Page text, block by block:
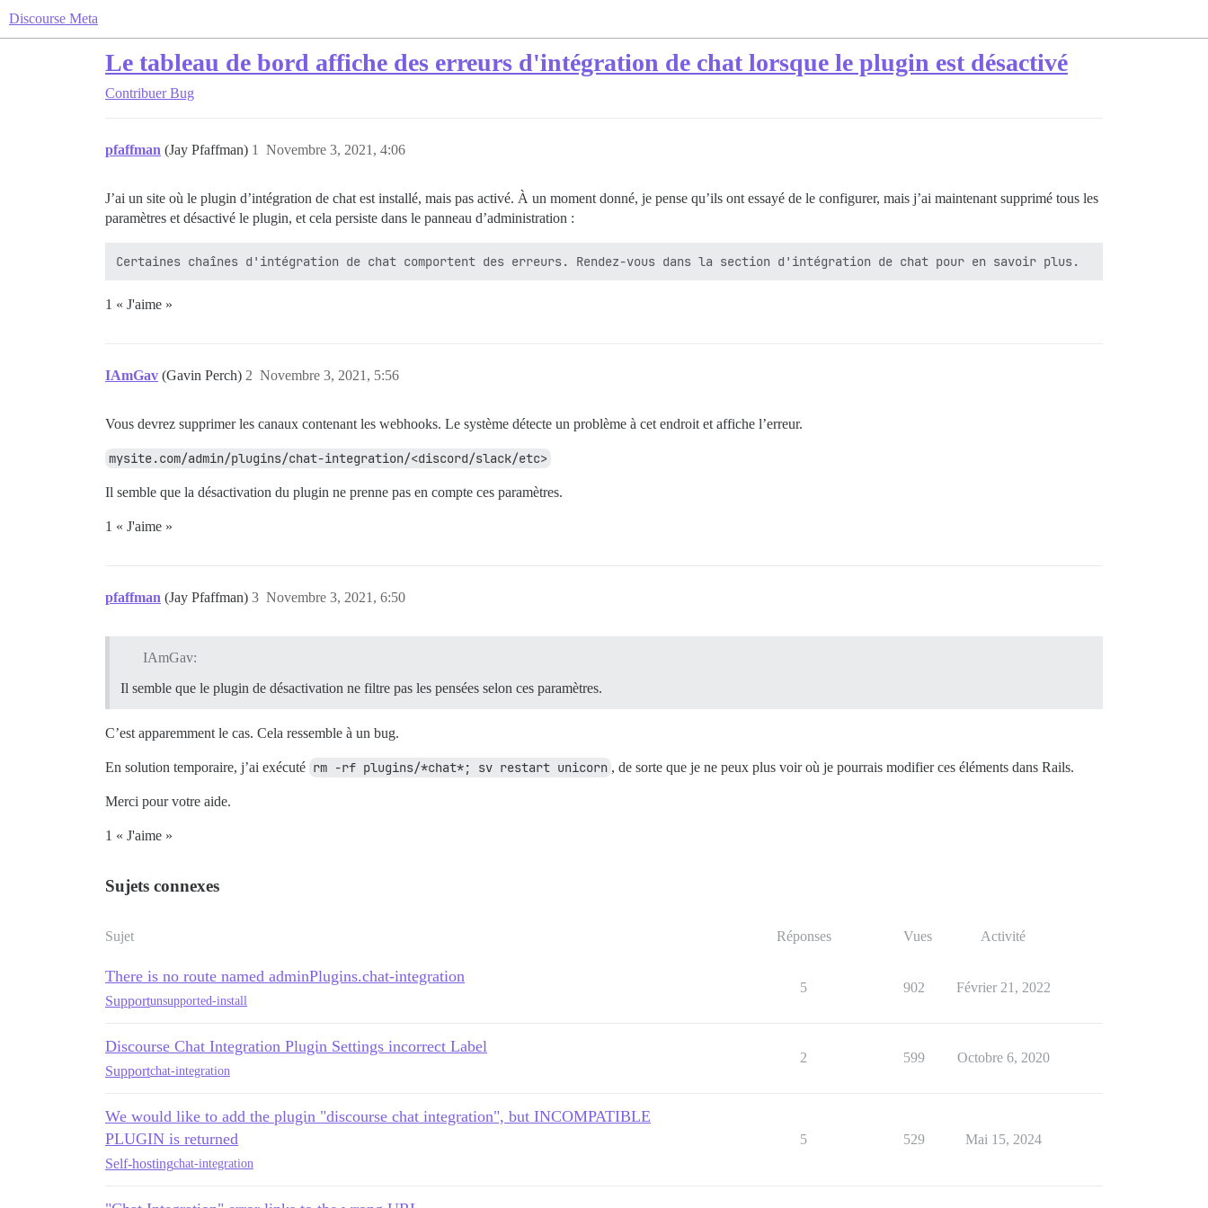
Discourse Meta
Le tableau de bord affiche des erreurs d'intégration de chat lorsque le plugin est désactivé
Contribuer Bug
pfaffman (Jay Pfaffman) Novembre 3, 2021, 4:06
1
J’ai un site où le plugin d’intégration de chat est installé, mais pas activé. À un moment donné, je pense qu’ils ont essayé de le configurer, mais j’ai maintenant supprimé tous les
paramètres et désactivé le plugin, et cela persiste dans le panneau d’administration :
1 « J'aime »
IAmGav (Gavin Perch) Novembre 3, 2021, 5:56
2
Vous devrez supprimer les canaux contenant les webhooks. Le système détecte un problème à cet endroit et affiche l’erreur.
mysite.com/admin/plugins/chat-integration/<discord/slack/etc>
Il semble que la désactivation du plugin ne prenne pas en compte ces paramètres.
1 « J'aime »
pfaffman (Jay Pfaffman) Novembre 3, 2021, 6:50
3
IAmGav:
Il semble que le plugin de désactivation ne filtre pas les pensées selon ces paramètres.
C’est apparemment le cas. Cela ressemble à un bug.
En solution temporaire, j’ai exécuté rm -rf plugins/*chat*; sv restart unicorn , de sorte que je ne peux plus voir où je pourrais modifier ces éléments dans Rails.
Merci pour votre aide.
1 « J'aime »
Sujets connexes
Sujet Réponses Vues Activité
There is no route named adminPlugins.chat-integration
Supportunsupported-install
5 902 Février 21, 2022
Discourse Chat Integration Plugin Settings incorrect Label
Supportchat-integration
2 599 Octobre 6, 2020
We would like to add the plugin "discourse chat integration", but INCOMPATIBLE
PLUGIN is returned
Self-hostingchat-integration
5 529 Mai 15, 2024